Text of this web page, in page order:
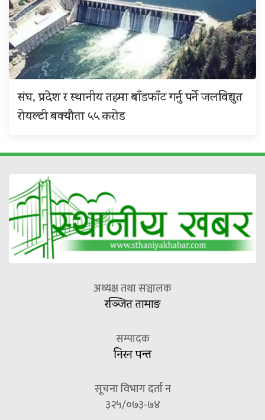
संघ, प्रदेश र स्थानीय तहमा बाँडफाँट गर्नु पर्ने जलविद्युत
रोयल्टी बक्यौता ५५ करोड
अध्यक्ष तथा सञ्चालक
रञ्जित तामाङ
सम्पादक
निरन पन्त
सूचना विभाग दर्ता न
३२५/०७३-७४